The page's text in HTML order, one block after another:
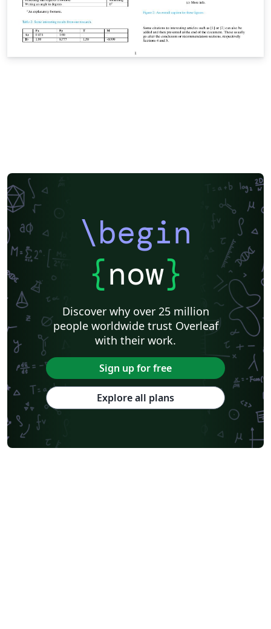
\begin
{now}
Discover why over 25 million
people worldwide trust Overleaf
with their work.
Sign up for free
Explore all plans